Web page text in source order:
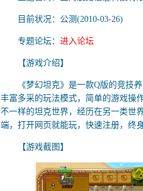
目前状况：公测(2010-03-26)
专题论坛： 进入论坛
【游戏介绍】
《梦幻坦克》是一款Q版的竞技养
丰富多采的玩法模式，简单的游戏操
不一样的坦克世界，经历在另一类世
端，打开网页就能玩，快速注册，终身
【游戏截图】